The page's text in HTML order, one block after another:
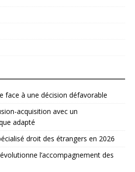
face à une décision défavorable
acquisition avec un
adapté
droit des étrangers en 2026
l’accompagnement des